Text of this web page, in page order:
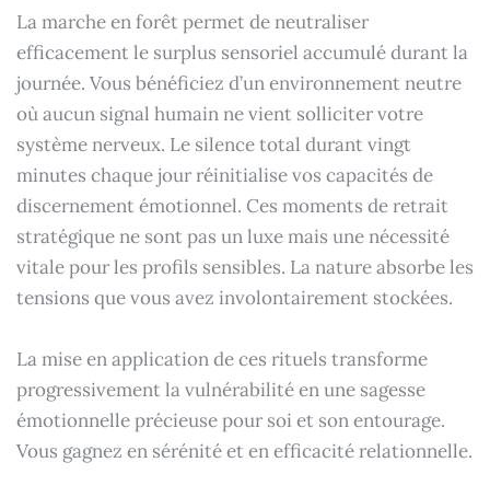
La marche en forêt permet de neutraliser
efficacement le surplus sensoriel accumulé durant la
journée. Vous bénéficiez d’un environnement neutre
où aucun signal humain ne vient solliciter votre
système nerveux. Le silence total durant vingt
minutes chaque jour réinitialise vos capacités de
discernement émotionnel. Ces moments de retrait
stratégique ne sont pas un luxe mais une nécessité
vitale pour les profils sensibles. La nature absorbe les
tensions que vous avez involontairement stockées.
La mise en application de ces rituels transforme
progressivement la vulnérabilité en une sagesse
émotionnelle précieuse pour soi et son entourage.
Vous gagnez en sérénité et en efficacité relationnelle.